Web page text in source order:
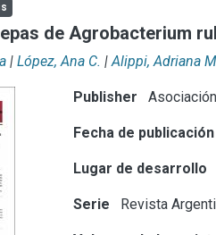
de Agrobacterium
| López, Ana C. | Alippi, Adriana
Publisher
Fecha de publicación
Lugar de desarrollo
Serie Revista